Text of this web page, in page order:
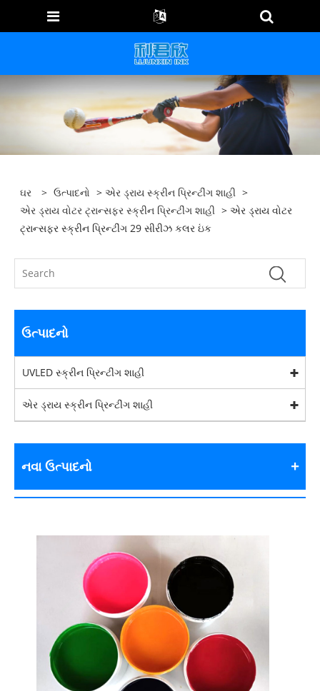
ઘર > ઉત્પાદનો >એર ડ્રાય સ્ક્રીન પ્રિન્ટીંગ શાહી >
એર ડ્રાય વોટર ટ્રાન્સફર સ્ક્રીન પ્રિન્ટીંગ શાહી > એર ડ્રાય વોટર
ટ્રાન્સફર સ્ક્રીન પ્રિન્ટીંગ 29 સીરીઝ કલર ઇંક
ઉત્પાદનો
UVLED સ્ક્રીન પ્રિન્ટીંગ શાહી
એર ડ્રાય સ્ક્રીન પ્રિન્ટીંગ શાહી
નવા ઉત્પાદનો